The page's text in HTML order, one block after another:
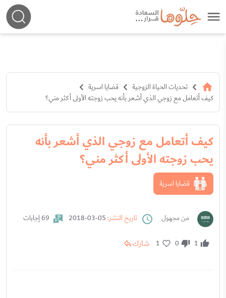
تحديات الحياة الزوجية
قضايا اسرية
كيف أتعامل مع زوجي الذي أشعر بأنه يحب زوجته الأولى أكثر مني؟
كيف أتعامل مع زوجي الذي أشعر بأنه
يحب زوجته الأولى أكثر مني؟
قضايا اسرية
من مجهول تاريخ النشر: 69 إجابات
1
0
1 شارك